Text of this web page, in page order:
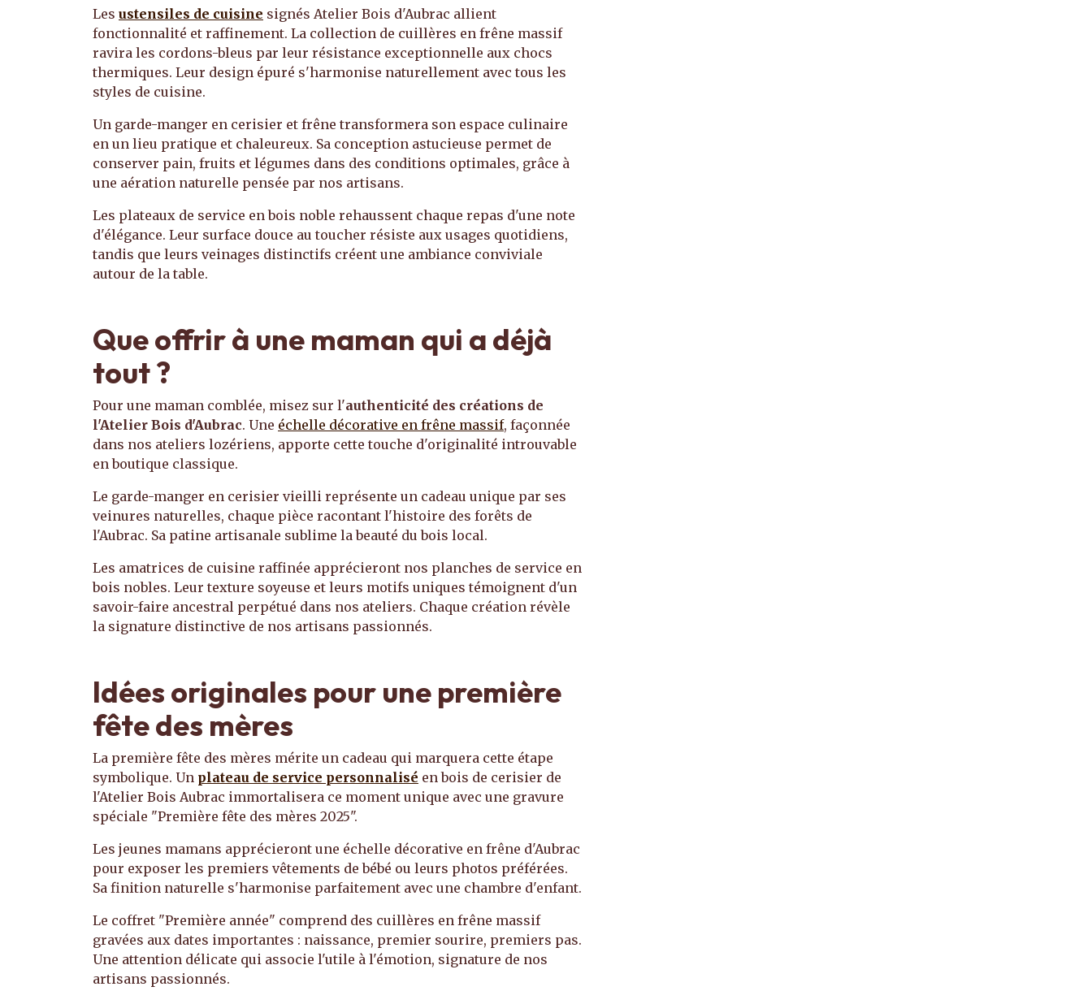
Les ustensiles de cuisine signés Atelier Bois d'Aubrac allient
fonctionnalité et raffinement. La collection de cuillères en frêne massif
ravira les cordons-bleus par leur résistance exceptionnelle aux chocs
thermiques. Leur design épuré s'harmonise naturellement avec tous les
styles de cuisine.
Un garde-manger en cerisier et frêne transformera son espace culinaire
en un lieu pratique et chaleureux. Sa conception astucieuse permet de
conserver pain, fruits et légumes dans des conditions optimales, grâce à
une aération naturelle pensée par nos artisans.
Les plateaux de service en bois noble rehaussent chaque repas d'une note
d'élégance. Leur surface douce au toucher résiste aux usages quotidiens,
tandis que leurs veinages distinctifs créent une ambiance conviviale
autour de la table.
Que offrir à une maman qui a déjà
tout ?
Pour une maman comblée, misez sur l'authenticité des créations de
l'Atelier Bois d'Aubrac. Une échelle décorative en frêne massif, façonnée
dans nos ateliers lozériens, apporte cette touche d'originalité introuvable
en boutique classique.
Le garde-manger en cerisier vieilli représente un cadeau unique par ses
veinures naturelles, chaque pièce racontant l'histoire des forêts de
l'Aubrac. Sa patine artisanale sublime la beauté du bois local.
Les amatrices de cuisine raffinée apprécieront nos planches de service en
bois nobles. Leur texture soyeuse et leurs motifs uniques témoignent d'un
savoir-faire ancestral perpétué dans nos ateliers. Chaque création révèle
la signature distinctive de nos artisans passionnés.
Idées originales pour une première
fête des mères
La première fête des mères mérite un cadeau qui marquera cette étape
symbolique. Un plateau de service personnalisé en bois de cerisier de
l'Atelier Bois Aubrac immortalisera ce moment unique avec une gravure
spéciale "Première fête des mères 2025".
Les jeunes mamans apprécieront une échelle décorative en frêne d'Aubrac
pour exposer les premiers vêtements de bébé ou leurs photos préférées.
Sa finition naturelle s'harmonise parfaitement avec une chambre d'enfant.
Le coffret "Première année" comprend des cuillères en frêne massif
gravées aux dates importantes : naissance, premier sourire, premiers pas.
Une attention délicate qui associe l'utile à l'émotion, signature de nos
artisans passionnés.